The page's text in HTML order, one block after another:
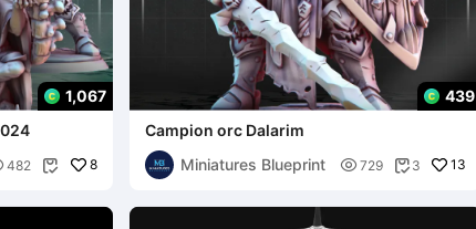
1,067
482  8
439
Campion orc Dalarim
Miniatures Blueprint
 729  3 13